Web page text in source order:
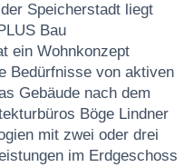
Speicherstadt liegt
Bau
ein Wohnkonzept
Bedürfnisse von aktiven
Gebäude nach dem
Böge Lindner
mit zwei oder drei
im Erdgeschoss